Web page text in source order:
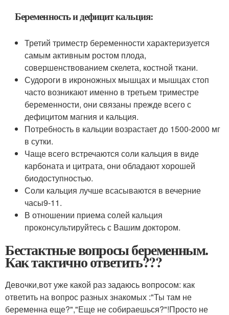
Беременность и дефицит кальция:
Третий триместр беременности характеризуется
самым активным ростом плода,
совершенствованием скелета, костной ткани.
Судороги в икроножных мышцах и мышцах стоп
часто возникают именно в третьем триместре
беременности, они связаны прежде всего с
дефицитом магния и кальция.
Потребность в кальции возрастает до 1500-2000 мг
в сутки.
Чаще всего встречаются соли кальция в виде
карбоната и цитрата, они обладают хорошей
биодоступностью.
Соли кальция лучше всасываются в вечерние
часы9-11.
В отношении приема солей кальция
проконсультируйтесь с Вашим доктором.
Бестактные вопросы беременным.
Как тактично ответить???
Девочки,вот уже какой раз задаюсь вопросом: как
ответить на вопрос разных знакомых :"Ты там не
беременна еще?","Еще не собираешься?"!Просто не